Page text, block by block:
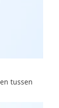
tussen